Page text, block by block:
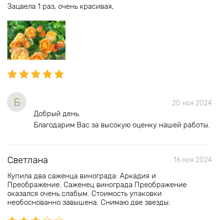
Зацвела 1 раз, очень красивая,
Б 20 ноя 2024
Добрый день.
Благодарим Вас за высокую оценку нашей работы.
Светлана 16 ноя 2024
Купила два саженца винограда: Аркадия и
Преображение. Саженец винограда Преображение
оказался очень слабым. Стоимость упаковки
необоснованно завышена. Снимаю две звезды.